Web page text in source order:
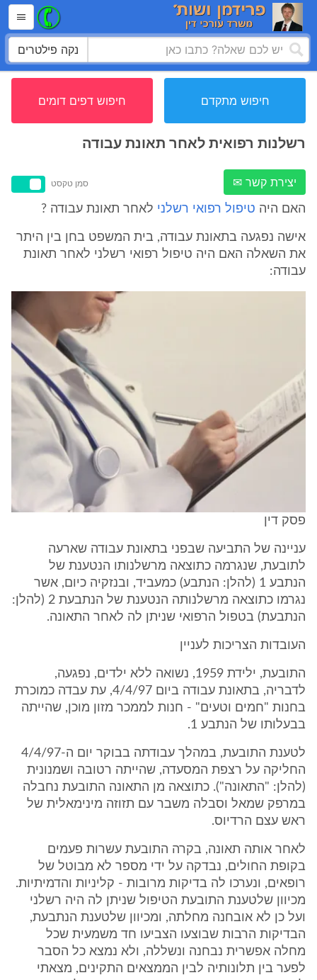
נקה פילטרים
חיפוש מתקדם חיפוש דפים דומים
רשלנות רפואית לאחר תאונת עבודה
יצירת קשר ✉ סמן טקסט
האם היה טיפול רפואי רשלני לאחר תאונת עבודה ?
אישה נפגעה בתאונת עבודה, בית המשפט בחן בין היתר
את השאלה האם היה טיפול רפואי רשלני לאחר תאונת
עבודה:
פסק דין
עניינה של התביעה שבפני בתאונת עבודה שארעה
לתובעת, שנגרמה כתוצאה מרשלנותו הנטענת של
הנתבע 1 (להלן: הנתבע) כמעביד, ובנזקיה כיום, אשר
נגרמו כתוצאה מרשלנותה הנטענת של הנתבעת 2 (להלן:
הנתבעת) בטפול הרפואי שניתן לה לאחר התאונה.
העובדות הצריכות לעניין
התובעת, ילידת 1959, נשואה ללא ילדים, נפגעה,
לדבריה, בתאונת עבודה ביום 4/4/97, עת עבדה כמוכרת
בחנות "חמים וטעים" - חנות לממכר מזון מוכן, שהייתה
בבעלותו של הנתבע 1.
לטענת התובעת, במהלך עבודתה בבוקר יום ה-4/4/97
החליקה על רצפת המסעדה, שהייתה רטובה ושמנונית
(להלן: "התאונה"). כתוצאה מן התאונה התובעת נחבלה
במרפק שמאל וסבלה משבר עם תזוזה מינימאלית של
ראש עצם הרדיוס.
לאחר אותה תאונה, בקרה התובעת עשרות פעמים
בקופת החולים, נבדקה על ידי מספר לא מבוטל של
רופאים, ונערכו לה בדיקות מרובות - קליניות והדמיתיות.
מכיוון שלטענת התובעת הטיפול שניתן לה היה רשלני
ועל כן לא אובחנה מחלתה, ומכיוון שלטענת הנתבעת,
הבדיקות הרבות שבוצעו הצביעו חד משמעית שכל
מחלה אפשרית נבחנה ונשללה, ולא נמצא כל הסבר
לפער בין תלונותיה לבין הממצאים התקינים, מצאתי